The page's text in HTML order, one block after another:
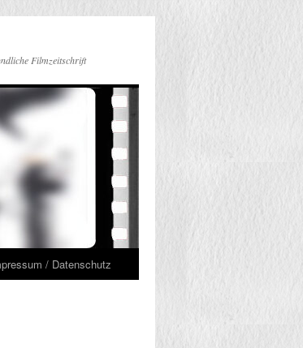
Filmzeitschrift
/ Datenschutz